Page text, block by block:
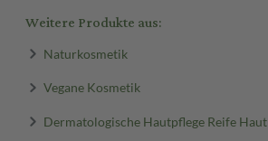
Weitere Produkte aus:
Naturkosmetik
Vegane Kosmetik
Dermatologische Hautpflege Reife Haut